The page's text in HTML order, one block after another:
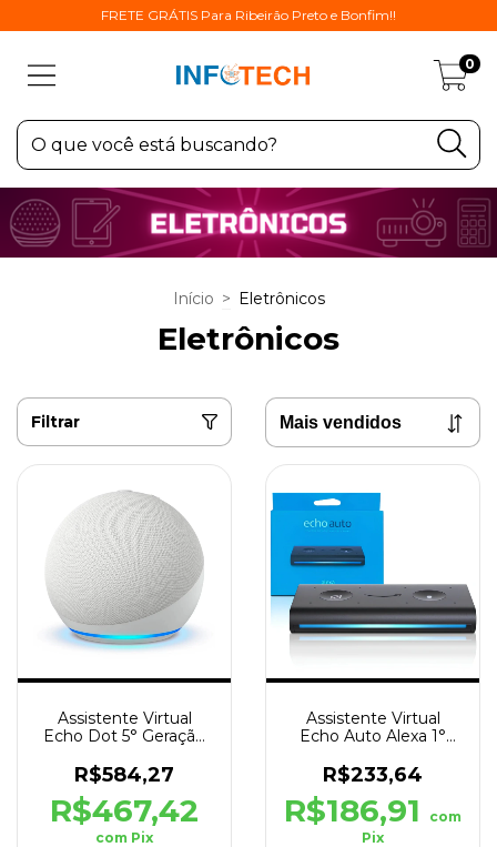
FRETE GRÁTIS Para Ribeirão Preto e Bonfim!!
0
Início > Eletrônicos
Eletrônicos
Filtrar
Assistente Virtual
Echo Dot 5° Geração
R$584,27
R$467,42
com Pix
Assistente Virtual
Echo Auto Alexa 1°
Preto
R$233,64
R$186,91
com
Pix